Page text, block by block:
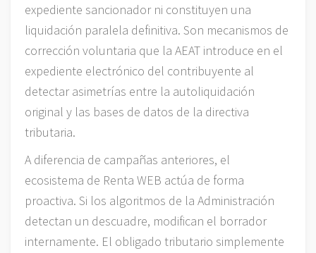
expediente sancionador ni constituyen una
liquidación paralela definitiva. Son mecanismos de
corrección voluntaria que la AEAT introduce en el
expediente electrónico del contribuyente al
detectar asimetrías entre la autoliquidación
original y las bases de datos de la directiva
tributaria.
A diferencia de campañas anteriores, el
ecosistema de Renta WEB actúa de forma
proactiva. Si los algoritmos de la Administración
detectan un descuadre, modifican el borrador
internamente. El obligado tributario simplemente